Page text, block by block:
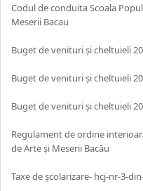
Codul de conduita Scoala
Meserii Bacau
Buget de venituri și cheltuieli
Buget de venituri și cheltuieli
Buget de venituri și cheltuieli
Regulament de ordine
de Arte și Meserii Bacău
Taxe de școlarizare- hcj-nr-3-